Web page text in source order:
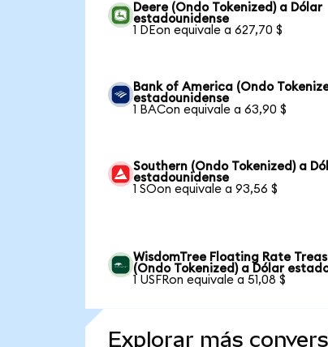
Deere (Ondo Tokenized) a Dólar
estadounidense
1 DEon equivale a 627,70 $
Bank of America (Ondo
estadounidense
1 BACon equivale a 63,90 $
Southern (Ondo Tokenized) a
estadounidense
1 SOon equivale a 93,56 $
WisdomTree Floating Rate
(Ondo Tokenized) a Dólar
1 USFRon equivale a 51,08 $
Explorar más